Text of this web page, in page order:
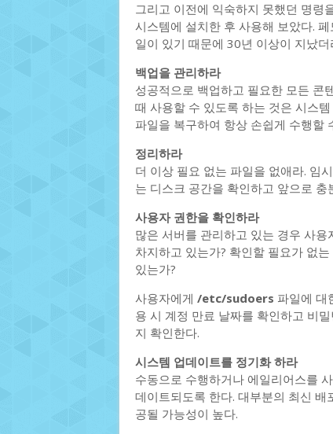
그리고 이전에 익숙하지 못했던 명령
시스템에 설치한 후 사용해 보았다.
일이 있기 때문에 30년 이상이 지났
백업을 관리하라
성공적으로 백업하고 필요한 모든 콘
때 사용할 수 있도록 하는 것은 시스
파일을 복구하여 항상 손쉽게 수행할
정리하라
더 이상 필요 없는 파일을 없애라. 임
는 디스크 공간을 확인하고 앞으로
사용자 권한을 확인하라
많은 서버를 관리하고 있는 경우 사
차지하고 있는가? 확인할 필요가 없
있는가?
사용자에게 /etc/sudoers 파일에 대
용 시 계정 만료 날짜를 확인하고 비
지 확인한다.
시스템 업데이트를 정기화 하라
수동으로 수행하거나 에일리어스를
데이트되도록 한다. 대부분의 최신
공될 가능성이 높다.